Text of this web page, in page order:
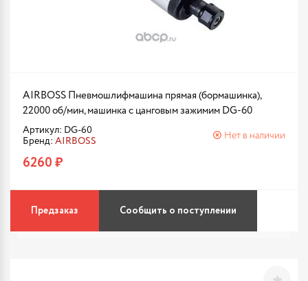
AIRBOSS Пневмошлифмашина прямая (бормашинка),
22000 об/мин, машинка с цанговым зажимим DG-60
Артикул: DG-60
Бренд: AIRBOSS
Нет в наличии
6260 ₽
Предзаказ Сообщить о поступлении